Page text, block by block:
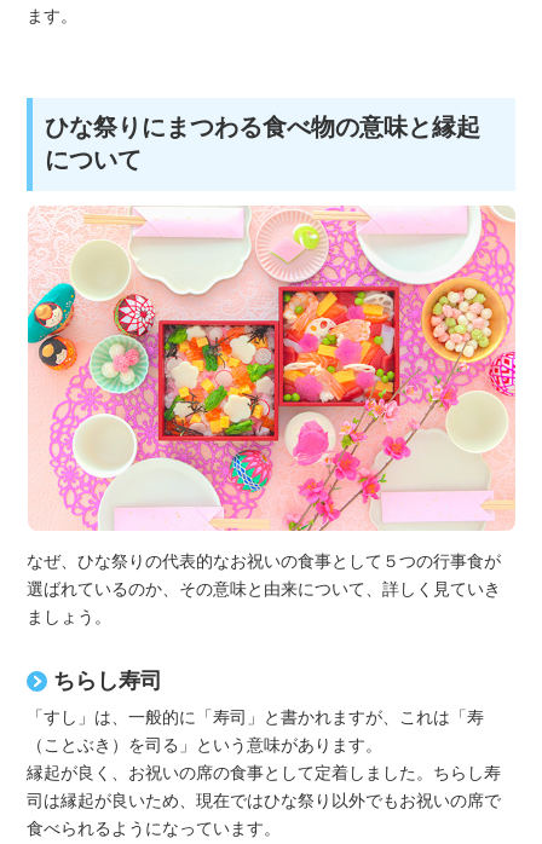
ます。
ひな祭りにまつわる食べ物の意味と縁起
について
なぜ、ひな祭りの代表的なお祝いの食事として５つの行事食が
選ばれているのか、その意味と由来について、詳しく見ていき
ましょう。
ちらし寿司
「すし」は、一般的に「寿司」と書かれますが、これは「寿
（ことぶき）を司る」という意味があります。
縁起が良く、お祝いの席の食事として定着しました。ちらし寿
司は縁起が良いため、現在ではひな祭り以外でもお祝いの席で
食べられるようになっています。